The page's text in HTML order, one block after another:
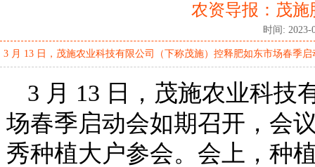
农资导报：茂
时间:
3 月 13 日，茂施农业科技有限公司（下称茂施）控释肥如东市场春季
3 月 13 日，茂施农业科技
场春季启动会如期召开，会
秀种植大户参会。会上，种